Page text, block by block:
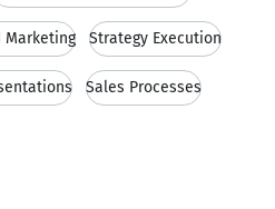
Marketing Strategy Execution
Sales Processes